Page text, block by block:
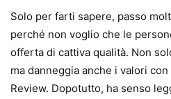
Solo per farti sapere, passo
perché non voglio che le
offerta di cattiva qualità. Non
ma danneggia anche i valori
Review. Dopotutto, ha senso